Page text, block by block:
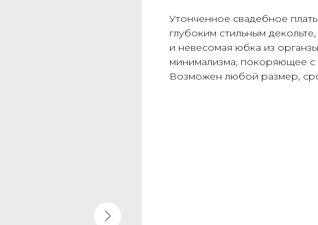
Утонченное свадебное
глубоким стильным
и невесомая юбка из
минимализма, покоряющее с
Возможен любой размер,